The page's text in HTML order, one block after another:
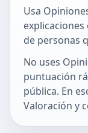
Usa
de personas
No uses
puntuación
pública. En
Valoración y